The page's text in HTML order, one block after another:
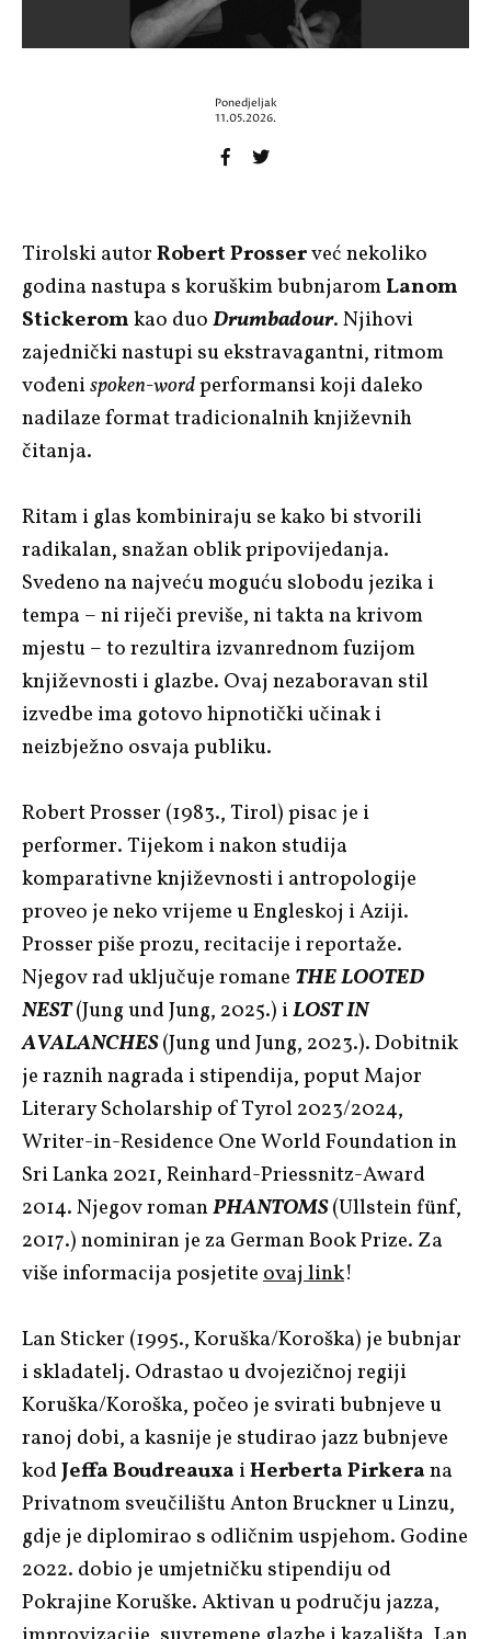
Ponedjeljak
11.05.2026.
Tirolski autorRobert Prosserveć nekoliko
godina nastupa s koruškim bubnjaromLanom
Stickeromkao duoDrumbadour. Njihovi
zajednički nastupi su ekstravagantni, ritmom
vođenispoken-wordperformansi koji daleko
nadilaze format tradicionalnih književnih
čitanja.
Ritam i glas kombiniraju se kako bi stvorili
radikalan, snažan oblik pripovijedanja.
Svedeno na najveću moguću slobodu jezika i
tempa – ni riječi previše, ni takta na krivom
mjestu – to rezultira izvanrednom fuzijom
književnosti i glazbe. Ovaj nezaboravan stil
izvedbe ima gotovo hipnotički učinak i
neizbježno osvaja publiku.
Robert Prosser (1983., Tirol) pisac je i
performer. Tijekom i nakon studija
komparativne književnosti i antropologije
proveo je neko vrijeme u Engleskoj i Aziji.
Prosser piše prozu, recitacije i reportaže.
Njegov rad uključuje romane THE LOOTED
NEST(Jung und Jung, 2025.) iLOST IN
AVALANCHES(Jung und Jung, 2023.). Dobitnik
je raznih nagrada i stipendija, poput Major
Literary Scholarship of Tyrol 2023/2024,
Writer-in-Residence One World Foundation in
Sri Lanka 2021, Reinhard-Priessnitz-Award
2014. Njegov romanPHANTOMS(Ullstein fünf,
2017.) nominiran je za German Book Prize. Za
više informacija posjetiteovaj link!
Lan Sticker (1995., Koruška/Koroška) je bubnjar
i skladatelj. Odrastao u dvojezičnoj regiji
Koruška/Koroška, ​​počeo je svirati bubnjeve u
ranoj dobi, a kasnije je studirao jazz bubnjeve
kodJeffa BoudreauxaiHerberta Pirkerana
Privatnom sveučilištu Anton Bruckner u Linzu,
gdje je diplomirao s odličnim uspjehom. Godine
2022. dobio je umjetničku stipendiju od
Pokrajine Koruške. Aktivan u području jazza,